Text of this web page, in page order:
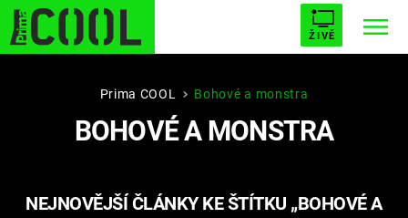
ŽIVĚ
STARHOUSE BUFFY, PŘEMOŽITELKA UPÍRŮ
PLNEJ KOTEL AVENGERS 5
Prima COOL Bohové a monstra
BOHOVÉ A MONSTRA
NEJNOVĚJŠÍ ČLÁNKY KE ŠTÍTKU „BOHOVÉ A